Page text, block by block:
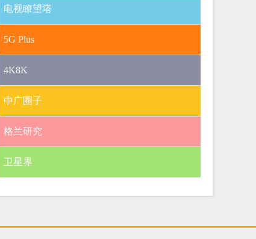
电视瞭望塔
5G Plus
4K8K
中广圈子
格兰研究
卫星界